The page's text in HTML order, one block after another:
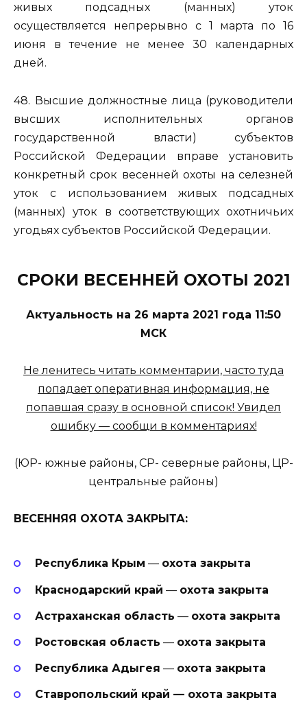
живых подсадных (манных) уток
осуществляется непрерывно с 1 марта по 16
июня в течение не менее 30 календарных
дней.
48. Высшие должностные лица (руководители
высших исполнительных органов
государственной власти) субъектов
Российской Федерации вправе установить
конкретный срок весенней охоты на селезней
уток с использованием живых подсадных
(манных) уток в соответствующих охотничьих
угодьях субъектов Российской Федерации.
СРОКИ ВЕСЕННЕЙ ОХОТЫ 2021
Актуальность на 26 марта 2021 года 11:50
МСК
Не ленитесь читать комментарии, часто туда
попадает оперативная информация, не
попавшая сразу в основной список! Увидел
ошибку — сообщи в комментариях!
(ЮР- южные районы, СР- северные районы, ЦР-
центральные районы)
ВЕСЕННЯЯ ОХОТА ЗАКРЫТА:
Республика Крым — охота закрыта
Краснодарский край — охота закрыта
Астраханская область — охота закрыта
Ростовская область — охота закрыта
Республика Адыгея — охота закрыта
Ставропольский край — охота закрыта